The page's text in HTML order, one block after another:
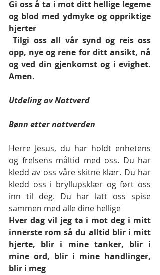
Gi oss å ta i mot ditt hellige legeme
og blod med ydmyke og oppriktige
hjerter
Tilgi oss all vår synd og reis oss
opp, nye og rene for ditt ansikt, nå
og ved din gjenkomst og i evighet.
Amen.
Utdeling av Nattverd
Bønn etter nattverden
Herre Jesus, du har holdt enhetens
og frelsens måltid med oss. Du har
kledd av oss våre skitne klær. Du har
kledd oss i bryllupsklær og ført oss
inn til deg. Du har latt oss spise
sammen med alle dine hellige
Hver dag vil jeg ta i mot deg i mitt
innerste rom så du alltid blir i mitt
hjerte, blir i mine tanker, blir i
mine ord, blir i mine handlinger,
blir i meg